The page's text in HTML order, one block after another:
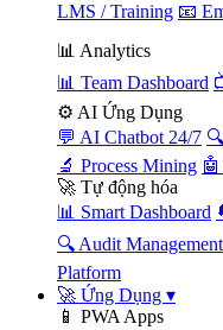
LMS / Training 📧
📊 Analytics
📊 Team Dashboard
⚙️ AI Ứng Dụng
💬 AI Chatbot 24/7
🔬 Process Mining
🚀 Tự động hóa
📊 Smart Dashboard
🔍 Audit Management
Platform
🚀 Ứng Dụng ▾
📱 PWA Apps